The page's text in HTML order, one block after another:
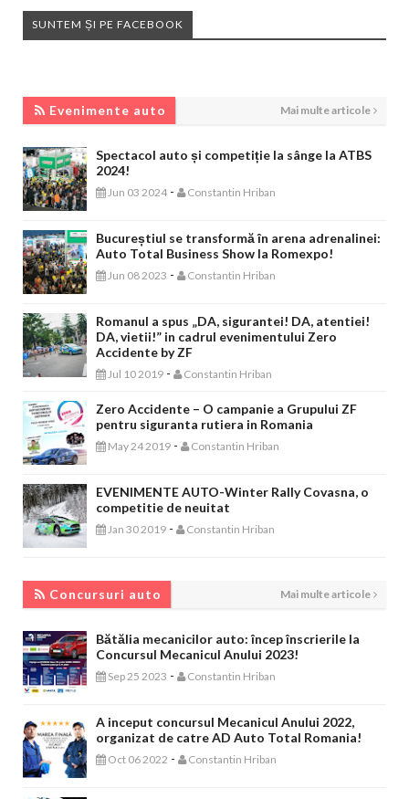
SUNTEM ȘI PE FACEBOOK
Evenimente auto Mai multe articole
Spectacol auto și competiție la sânge la ATBS
2024!
Jun 03 2024 - Constantin Hriban
Bucureștiul se transformă în arena adrenalinei:
Auto Total Business Show la Romexpo!
Jun 08 2023 - Constantin Hriban
Romanul a spus „DA, sigurantei! DA, atentiei!
DA, vietii!” in cadrul evenimentului Zero
Accidente by ZF
Jul 10 2019 - Constantin Hriban
Zero Accidente – O campanie a Grupului ZF
pentru siguranta rutiera in Romania
May 24 2019 - Constantin Hriban
EVENIMENTE AUTO-Winter Rally Covasna, o
competitie de neuitat
Jan 30 2019 - Constantin Hriban
Concursuri auto Mai multe articole
Bătălia mecanicilor auto: încep înscrierile la
Concursul Mecanicul Anului 2023!
Sep 25 2023 - Constantin Hriban
A inceput concursul Mecanicul Anului 2022,
organizat de catre AD Auto Total Romania!
Oct 06 2022 - Constantin Hriban